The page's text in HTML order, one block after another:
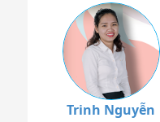
Trinh Nguyễn